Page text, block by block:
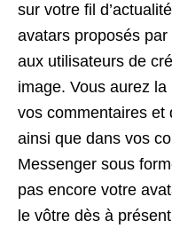
sur votre fil
avatars proposés
aux utilisateurs de
image. Vous aurez la
vos commentaires et
ainsi que dans vos
Messenger sous
pas encore votre
le vôtre dès à